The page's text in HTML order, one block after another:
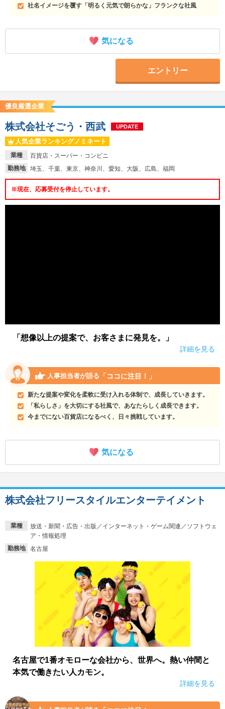
社名イメージを覆す「明るく元気で朗らかな」フランクな社風
気になる
エントリー
優良厳選企業
業種
百貨店・スーパー・コンビニ
勤務地
埼玉、千葉、東京、神奈川、愛知、大阪、広島、福岡
株式会社そごう・西武 UPDATE
人気企業ランキングノミネート
※現在、応募受付を停止しています。
「想像以上の提案で、お客さまに発見を。」
詳細を見る
人事担当者が語る 「ココに注目！」
新たな提案や変化を柔軟に受け入れる体制で、成長していきます。
「私らしさ」を大切にする社風で、あなたらしく成長できます。
今までにない百貨店になるべく、日々挑戦しています。
気になる
業種
放送・新聞・広告・出版／インターネット・ゲーム関連／ソフトウェ
ア・情報処理
勤務地
名古屋
株式会社フリースタイルエンターテイメント
名古屋で1番オモローな会社から、世界へ。熱い仲間と
本気で働きたい人カモン。
詳細を見る